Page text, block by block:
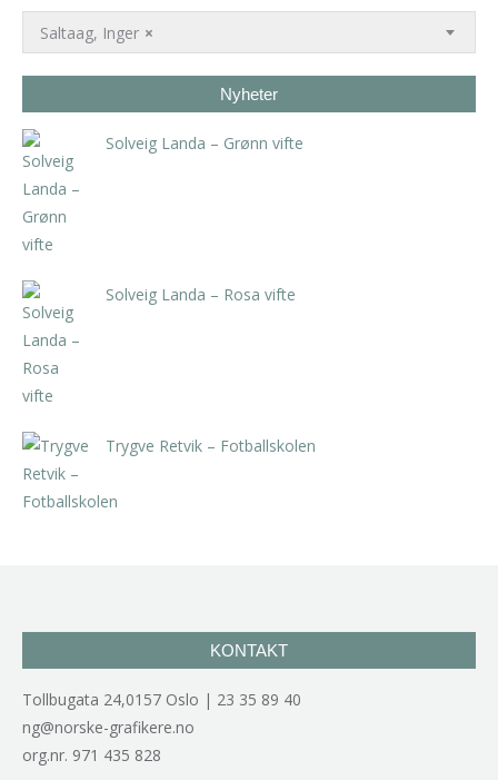
×
Saltaag, Inger
Nyheter
Solveig Landa – Grønn vifte
Solveig Landa – Rosa vifte
Trygve Retvik – Fotballskolen
KONTAKT
Tollbugata 24,0157 Oslo | 23 35 89 40
ng@norske-grafikere.no
org.nr. 971 435 828